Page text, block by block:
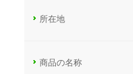
所在地
商品の名称